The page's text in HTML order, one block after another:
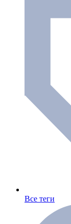
Все теги